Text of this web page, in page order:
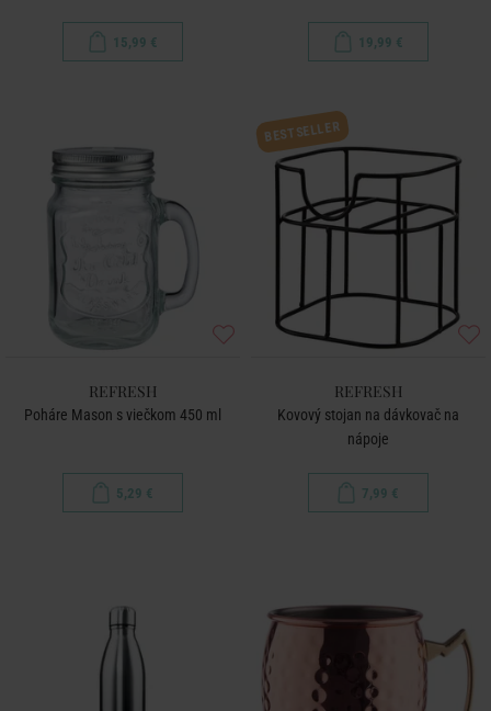
15,99 € 19,99 €
REFRESH
Poháre Mason s viečkom 450 ml
5,29 €
BESTSELLER
REFRESH
Kovový stojan na dávkovač na
nápoje
7,99 €